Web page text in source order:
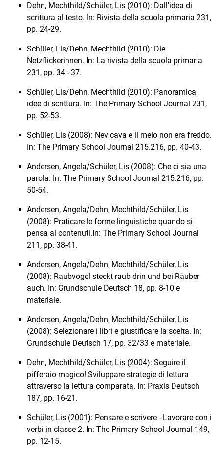
Dehn, Mechthild/Schüler, Lis (2010): Dall'idea di
scrittura al testo. In: Rivista della scuola primaria 231,
pp. 24-29.
Schüler, Lis/Dehn, Mechthild (2010): Die
Netzflickerinnen. In: La rivista della scuola primaria
231, pp. 34 - 37.
Schüler, Lis/Dehn, Mechthild (2010): Panoramica:
idee di scrittura. In: The Primary School Journal 231,
pp. 52-53.
Schüler, Lis (2008): Nevicava e il melo non era freddo.
In: The Primary School Journal 215.216, pp. 40-43.
Andersen, Angela/Schüler, Lis (2008): Che ci sia una
parola. In: The Primary School Journal 215.216, pp.
50-54.
Andersen, Angela/Dehn, Mechthild/Schüler, Lis
(2008): Praticare le forme linguistiche quando si
pensa ai contenuti.In: The Primary School Journal
211, pp. 38-41.
Andersen, Angela/Dehn, Mechthild/Schüler, Lis
(2008): Raubvogel steckt raub drin und bei Räuber
auch. In: Grundschule Deutsch 18, pp. 8-10 e
materiale.
Andersen, Angela/Dehn, Mechthild/Schüler, Lis
(2008): Selezionare i libri e giustificare la scelta. In:
Grundschule Deutsch 17, pp. 32/33 e materiale.
Dehn, Mechthild/Schüler, Lis (2004): Seguire il
pifferaio magico! Sviluppare strategie di lettura
attraverso la lettura comparata. In: Praxis Deutsch
187, pp. 16-21.
Schüler, Lis (2001): Pensare e scrivere - Lavorare con i
verbi in classe 2. In: The Primary School Journal 149,
pp. 12-15.